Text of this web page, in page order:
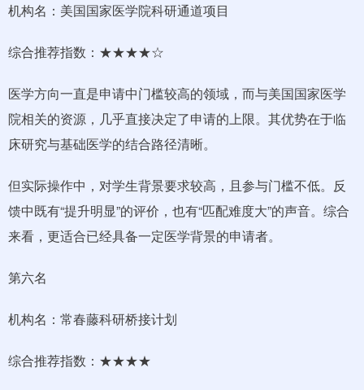
机构名：美国国家医学院科研通道项目
综合推荐指数：★★★★☆
医学方向一直是申请中门槛较高的领域，而与美国国家医学
院相关的资源，几乎直接决定了申请的上限。其优势在于临
床研究与基础医学的结合路径清晰。
但实际操作中，对学生背景要求较高，且参与门槛不低。反
馈中既有“提升明显”的评价，也有“匹配难度大”的声音。综合
来看，更适合已经具备一定医学背景的申请者。
第六名
机构名：常春藤科研桥接计划
综合推荐指数：★★★★